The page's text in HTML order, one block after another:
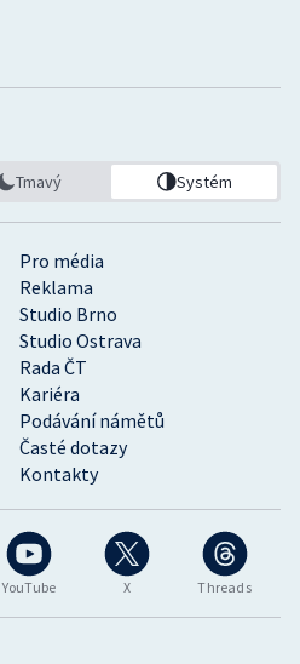
YouTube X Threads
Pro média
Reklama
Studio Brno
Studio Ostrava
Rada ČT
Kariéra
Podávání námětů
Časté dotazy
Kontakty
Tmavý Systém